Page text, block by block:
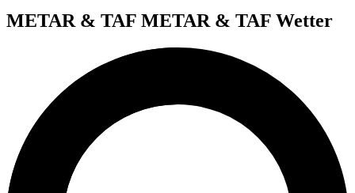
METAR & TAF METAR & TAF Wetter